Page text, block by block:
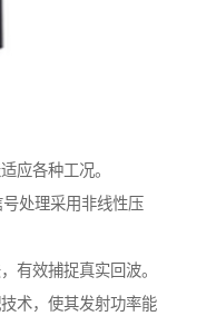
应各种工况。
处理采用非线性压
有效捕捉真实回波。
术，使其发射功率能